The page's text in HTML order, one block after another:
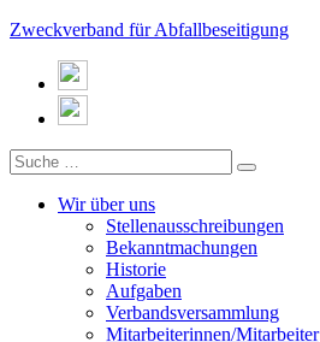
Zweckverband für Abfallbeseitigung
Wir über uns
Stellenausschreibungen
Bekanntmachungen
Historie
Aufgaben
Verbandsversammlung
Mitarbeiterinnen/Mitarbeiter